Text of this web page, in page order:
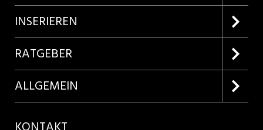
Firmenprofile entdecken
Lehrstellen suchen
INSERIEREN
Kundenlogin
Inserieren
Produkte
RATGEBER
Lehrberufe entdecken
ALLGEMEIN